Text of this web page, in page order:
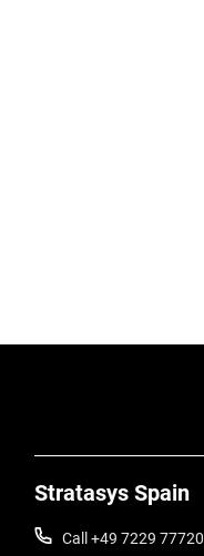
Stratasys Spain
Call +49 7229 77720